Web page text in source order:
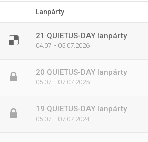
Lanpárty
21 QUIETUS-DAY lanpárty
04.07. - 05.07.2026
20 QUIETUS-DAY lanpárty
05.07. - 07.07.2025
19 QUIETUS-DAY lanpárty
05.07. - 07.07.2024